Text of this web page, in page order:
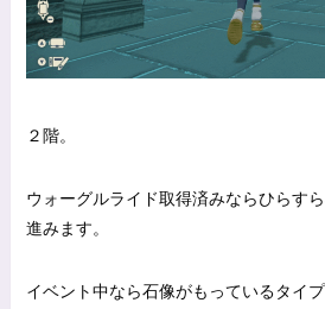
２階。
ウォーグルライド取得済みならひらす
進みます。
イベント中なら石像がもっているタイ